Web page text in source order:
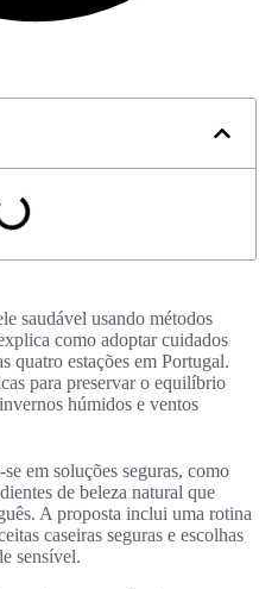
saudável usando métodos
como adoptar cuidados
quatro estações em Portugal.
para preservar o equilíbrio
húmidos e ventos
em soluções seguras, como
de beleza natural que
A proposta inclui uma rotina
caseiras seguras e escolhas
sensível.